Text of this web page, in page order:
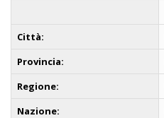
Città:
Provincia:
Regione:
Nazione: